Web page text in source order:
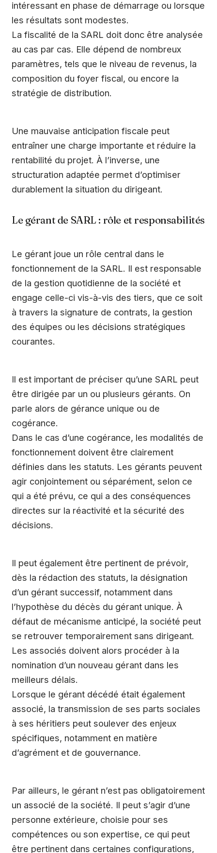
intéressant en phase de démarrage ou lorsque
les résultats sont modestes.
La fiscalité de la SARL doit donc être analysée
au cas par cas. Elle dépend de nombreux
paramètres, tels que le niveau de revenus, la
composition du foyer fiscal, ou encore la
stratégie de distribution.
Une mauvaise anticipation fiscale peut
entraîner une charge importante et réduire la
rentabilité du projet. À l’inverse, une
structuration adaptée permet d’optimiser
durablement la situation du dirigeant.
Le gérant de SARL : rôle et responsabilités
Le gérant joue un rôle central dans le
fonctionnement de la SARL. Il est responsable
de la gestion quotidienne de la société et
engage celle-ci vis-à-vis des tiers, que ce soit
à travers la signature de contrats, la gestion
des équipes ou les décisions stratégiques
courantes.
Il est important de préciser qu’une SARL peut
être dirigée par un ou plusieurs gérants. On
parle alors de gérance unique ou de
cogérance.
Dans le cas d’une cogérance, les modalités de
fonctionnement doivent être clairement
définies dans les statuts. Les gérants peuvent
agir conjointement ou séparément, selon ce
qui a été prévu, ce qui a des conséquences
directes sur la réactivité et la sécurité des
décisions.
Il peut également être pertinent de prévoir,
dès la rédaction des statuts, la désignation
d’un gérant successif, notamment dans
l’hypothèse du décès du gérant unique. À
défaut de mécanisme anticipé, la société peut
se retrouver temporairement sans dirigeant.
Les associés doivent alors procéder à la
nomination d’un nouveau gérant dans les
meilleurs délais.
Lorsque le gérant décédé était également
associé, la transmission de ses parts sociales
à ses héritiers peut soulever des enjeux
spécifiques, notamment en matière
d’agrément et de gouvernance.
Par ailleurs, le gérant n’est pas obligatoirement
un associé de la société. Il peut s’agir d’une
personne extérieure, choisie pour ses
compétences ou son expertise, ce qui peut
être pertinent dans certaines configurations,